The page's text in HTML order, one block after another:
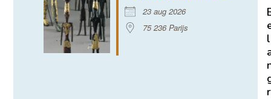
23 aug 2026
75 236 Parijs
l
r